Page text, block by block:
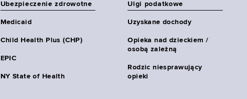
Ubezpieczenie zdrowotne
Medicaid
Child Health Plus (CHP)
EPIC
NY State of Health
Ulgi podatkowe
Uzyskane dochody
Opieka nad dzieckiem /
osobą zależną
Rodzic niesprawujący
opieki